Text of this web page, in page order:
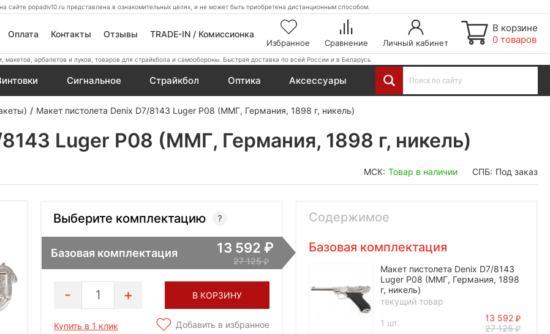
сайте popadiv10.ru представлена в ознакомительных целях, и не может быть приобретена дистанционным способом.
Оплата Контакты Отзывы TRADE-IN / Комиссионка
Избранное Сравнение Личный кабинет
В корзине
0 товаров
макетов, арбалетов и луков, товаров для страйкбола и самообороны. Быстрая доставка по всей России и в Беларусь
Сигнальное Страйкбол Оптика Аксессуары
Макет пистолета Denix D7/8143 Luger P08 (ММГ, Германия, 1898 г, никель)
Luger P08 (ММГ, Германия, 1898 г, никель)
МСК: Товар в наличии СПБ: Под заказ
Выберите комплектацию
Базовая комплектация 13 592
27 125
1 В КОРЗИНУ
Купить в 1 клик
Добавить в избранное
Содержимое
Базовая комплектация
Макет пистолета Denix D7/8143
Luger P08 (ММГ, Германия, 1898
г, никель)
текущий товар
1 шт.
13 592
27 125